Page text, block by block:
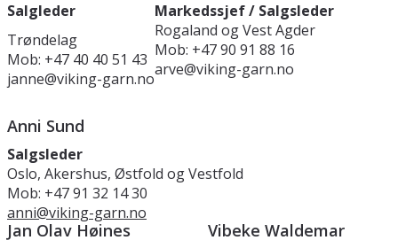
Litauen
Estland England UK
Salgleder
Trøndelag
Mob: +47 40 40 51 43
janne@viking-garn.no
Markedssjef / Salgsleder
Rogaland og Vest Agder
Mob: +47 90 91 88 16
arve@viking-garn.no
Anni Sund
Salgsleder
Oslo, Akershus, Østfold og Vestfold
Mob: +47 91 32 14 30
anni@viking-garn.no
Jan Olav Høines Vibeke Waldemar